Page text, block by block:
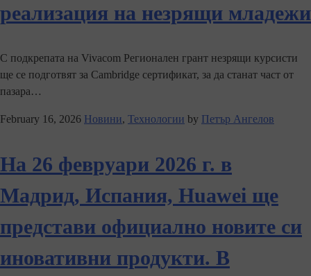
реализация на незрящи младежи
С подкрепата на Vivacom Регионален грант незрящи курсисти
ще се подготвят за Cambridge сертификат, за да станат част от
пазара…
February 16, 2026 Новини, Технологии by Петър Ангелов
На 26 февруари 2026 г. в
Мадрид, Испания, Huawei ще
представи официално новите си
иновативни продукти. В